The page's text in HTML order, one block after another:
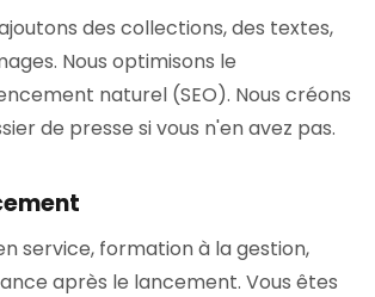
des collections, des textes,
Nous optimisons le
naturel (SEO). Nous créons
de presse si vous n'en avez pas.
service, formation à la gestion,
après le lancement. Vous êtes